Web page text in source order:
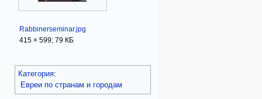
Rabbinerseminar.jpg
415 × 599; 79 КБ
Категория:
Евреи по странам и городам